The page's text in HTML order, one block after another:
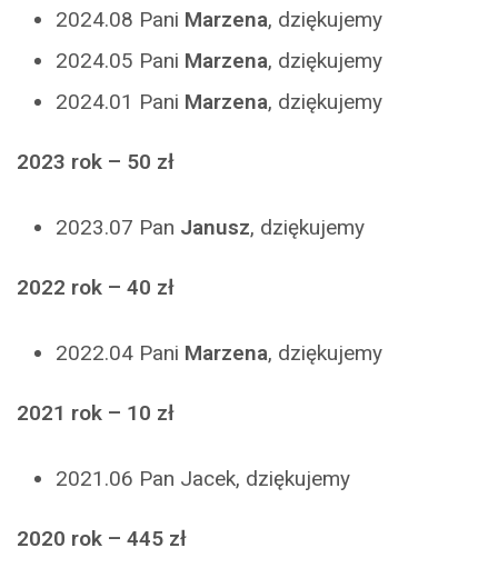
2024.08 Pani Marzena, dziękujemy
2024.05 Pani Marzena, dziękujemy
2024.01 Pani Marzena, dziękujemy
2023 rok – 50 zł
2023.07 Pan Janusz, dziękujemy
2022 rok – 40 zł
2022.04 Pani Marzena, dziękujemy
2021 rok – 10 zł
2021.06 Pan Jacek, dziękujemy
2020 rok – 445 zł